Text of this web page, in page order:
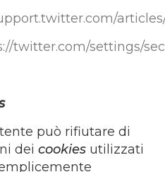
twitter.com/settings/
può rifiutare di
deicookies utilizzati